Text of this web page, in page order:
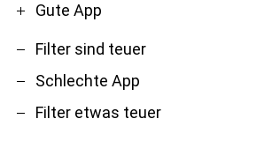
Gute App
Filter sind teuer
Schlechte App
Filter etwas teuer